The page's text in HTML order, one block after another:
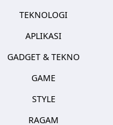
TEKNOLOGI
APLIKASI
GADGET & TEKNO
GAME
STYLE
RAGAM